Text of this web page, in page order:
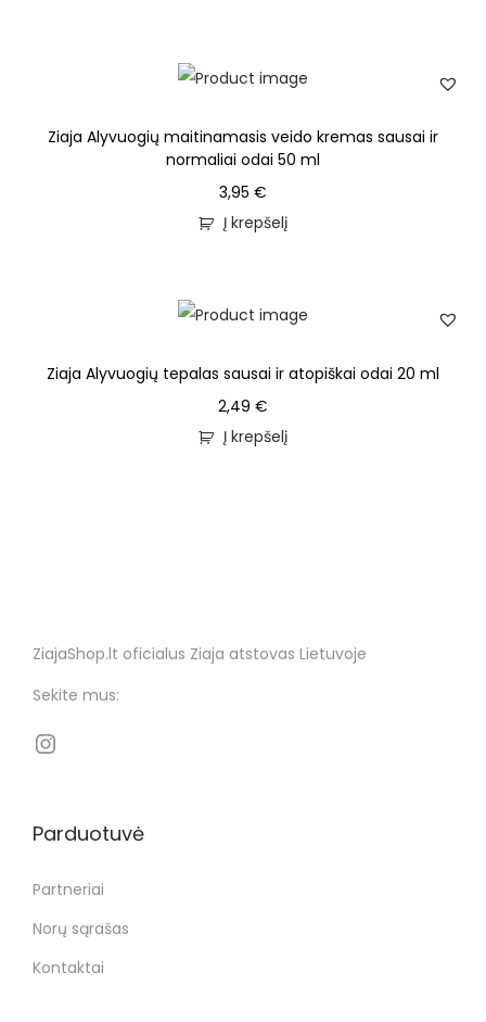
Ziaja Alyvuogių maitinamasis veido kremas sausai ir
normaliai odai 50 ml
3,95 €
Į krepšelį
Ziaja Alyvuogių tepalas sausai ir atopiškai odai 20 ml
2,49 €
Į krepšelį
ZiajaShop.lt oficialus Ziaja atstovas Lietuvoje
Sekite mus:
Parduotuvė
Partneriai
Norų sąrašas
Kontaktai